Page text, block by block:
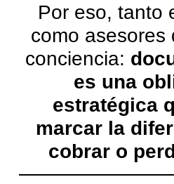
Por eso, tanto
como asesores
conciencia:
es una
estratégica
marcar la
cobrar o